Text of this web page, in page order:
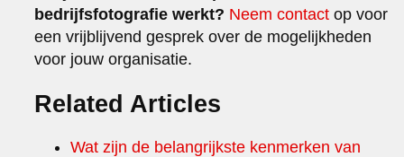
bedrijfsfotografie werkt? Neem contact op voor
een vrijblijvend gesprek over de mogelijkheden
voor jouw organisatie.
Related Articles
Wat zijn de belangrijkste kenmerken van